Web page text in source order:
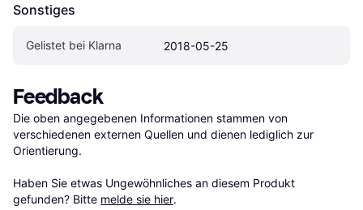
Sonstiges
Gelistet bei Klarna 2018-05-25
Feedback
Die oben angegebenen Informationen stammen von
verschiedenen externen Quellen und dienen lediglich zur
Orientierung.
Haben Sie etwas Ungewöhnliches an diesem Produkt
gefunden? Bitte melde sie hier.